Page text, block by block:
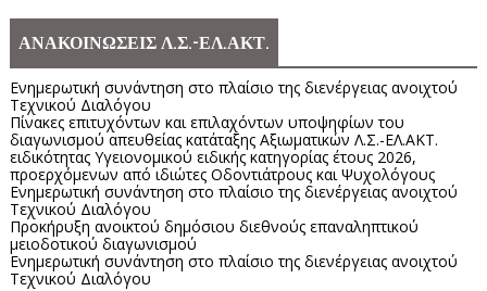
ΑΝΑΚΟΙΝΩΣΕΙΣ Λ.Σ.-ΕΛ.ΑΚΤ.
Ενημερωτική συνάντηση στο πλαίσιο της διενέργειας ανοιχτού
Τεχνικού Διαλόγου
Πίνακες επιτυχόντων και επιλαχόντων υποψηφίων του
διαγωνισμού απευθείας κατάταξης Αξιωματικών Λ.Σ.-ΕΛ.ΑΚΤ.
ειδικότητας Υγειονομικού ειδικής κατηγορίας έτους 2026,
προερχόμενων από ιδιώτες Οδοντιάτρους και Ψυχολόγους
Ενημερωτική συνάντηση στο πλαίσιο της διενέργειας ανοιχτού
Τεχνικού Διαλόγου
Προκήρυξη ανοικτού δημόσιου διεθνούς επαναληπτικού
μειοδοτικού διαγωνισμού
Ενημερωτική συνάντηση στο πλαίσιο της διενέργειας ανοιχτού
Τεχνικού Διαλόγου